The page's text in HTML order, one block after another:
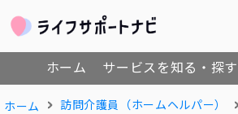
ホーム サービスを知る・探す
ホーム 訪問介護員（ホームヘルパー）